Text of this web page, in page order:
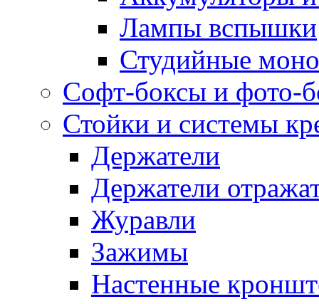
Лампы вспышки
Студийные
Софт-боксы и фото-
Стойки и системы
Держатели
Держатели
Журавли
Зажимы
Настенные